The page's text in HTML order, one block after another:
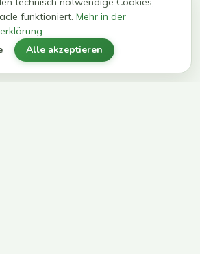
funktioniert. Mehr in der
Alle akzeptieren